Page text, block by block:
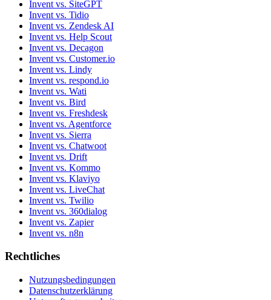
Invent vs. Twilio
Invent vs. 360dialog
Invent vs. Zapier
Invent vs. n8n
Rechtliches
Nutzungsbedingungen
Datenschutzerklärung
Unterauftragsverarbeiter
Rückerstattungen
Auftragsverarbeitungsvertrag